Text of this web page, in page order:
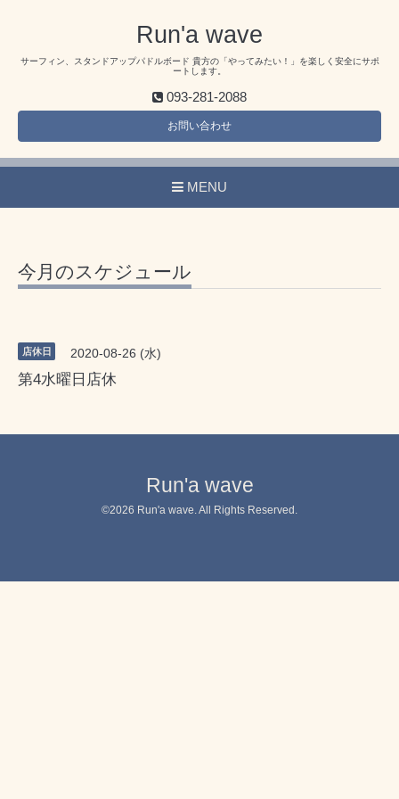
Run'a wave
サーフィン、スタンドアップパドルボード 貴方の「やってみたい！」を楽しく安全にサポ
ートします。
093-281-2088
お問い合わせ
MENU
今月のスケジュール
店休日 2020-08-26 (水)
第4水曜日店休
Run'a wave
©2026 Run'a wave . All Rights Reserved.